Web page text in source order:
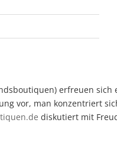
erfreuen
vor, man konzentriert
diskutiert mit